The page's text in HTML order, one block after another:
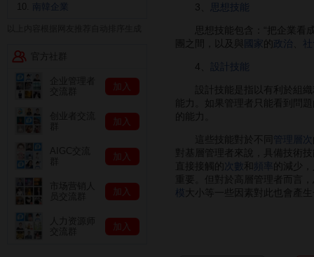
3、 思想技能
思想技能包含：“把企業看成
團之間，以及與 國家 的 政治
4、 設計技能
設計技能是指以有利於組織
能力。如果管理者只能看到問
的能力。
這些技能對於不同 管理層次
對基層管理者來說，具備技術
直接接觸的
次數 和 頻率的減少
重要。但對於高層管理者而言
模 大小等一些因素對此也會產
南韓企業
加入
加入
加入
加入
加入